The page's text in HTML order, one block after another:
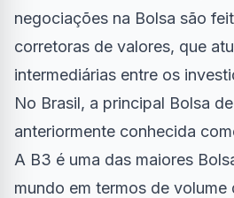
negociações na Bolsa são
corretoras de valores, que
intermediárias entre os
No Brasil, a principal Bolsa
anteriormente conhecida
A B3 é uma das maiores
mundo em termos de